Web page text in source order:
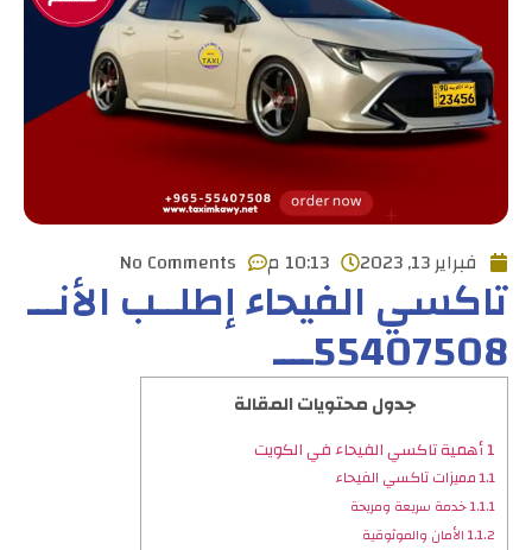
فبراير 13, 2023 10:13 م No Comments
تاكسي الفيحاء إطلــب الأنـــ
55407508ــــ
جدول محتويات المقالة
1أهمية تاكسي الفيحاء في الكويت
1.1مميزات تاكسي الفيحاء
1.1.1خدمة سريعة ومريحة
1.1.2الأمان والموثوقية